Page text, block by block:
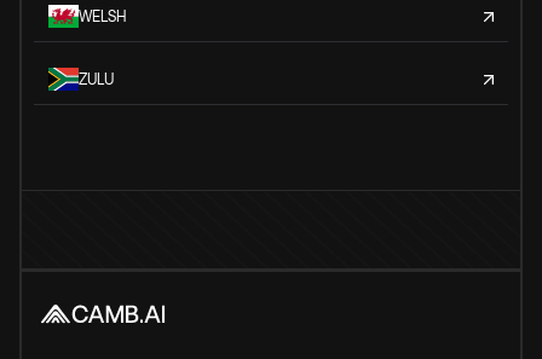
WELSH
ZULU